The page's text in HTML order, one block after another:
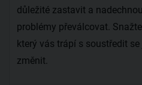
důležité zastavit a
problémy převálcovat.
který vás trápí s soustředit
změnit.